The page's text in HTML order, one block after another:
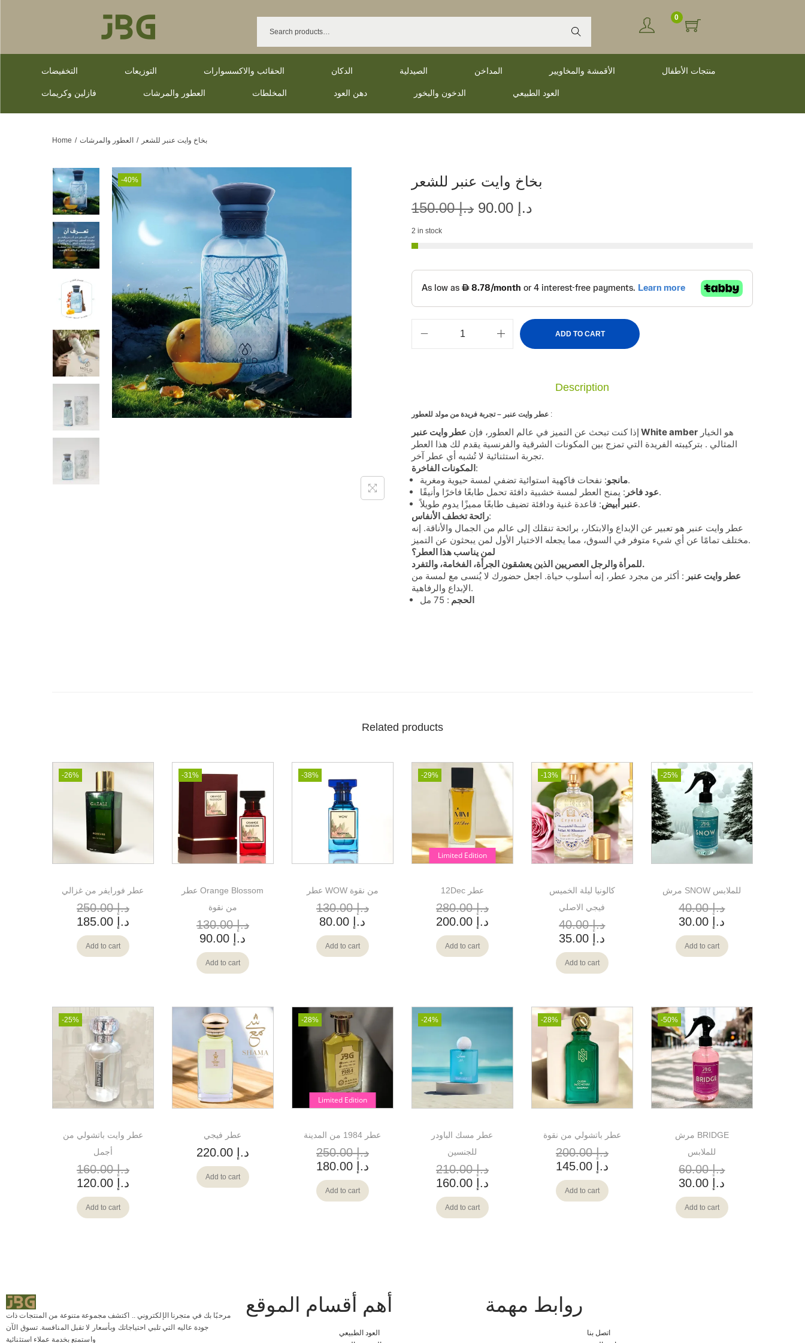
Search
0
التخفيضات التوزيعات الحقائب والاكسسوارات الدكان الصيدلية المداخن الأقمشة والمخاويير منتجات الأطفال
فازلين وكريمات العطور والمرشات المخلطات دهن العود الدخون والبخور العود الطبيعي
Home / العطور والمرشات / بخاخ وايت عنبر للشعر
-40%
بخاخ وايت عنبر للشعر
د.إ150.00 د.إ
2 in stock
ADD TO CART
Description
عطر وايت عنبر – تجربة فريدة من مولد للعطور :
إذا كنت تبحث عن التميز في عالم العطور، فإن عطر وايت عنبر White amber هو الخيار
المثالي . بتركيبته الفريدة التي تمزج بين المكونات الشرقية والفرنسية يقدم لك هذا العطر
تجربة استثنائية لا تُشبه أي عطر آخر.
المكونات الفاخرة:
مانجو: نفحات فاكهية استوائية تضفي لمسة حيوية ومغرية.
عود فاخر: يمنح العطر لمسة خشبية دافئة تحمل طابعًا فاخرًا وأنيقًا.
عنبر أبيض: قاعدة غنية ودافئة تضيف طابعًا مميزًا يدوم طويلاً.
رائحة تخطف الأنفاس:
عطر وايت عنبر هو تعبير عن الإبداع والابتكار، برائحة تنقلك إلى عالم من الجمال والأناقة. إنه
مختلف تمامًا عن أي شيء متوفر في السوق، مما يجعله الاختيار الأول لمن يبحثون عن التميز.
لمن يناسب هذا العطر؟
للمرأة والرجل العصريين الذين يعشقون الجرأة، الفخامة، والتفرد.
عطر وايت عنبر : أكثر من مجرد عطر، إنه أسلوب حياة. اجعل حضورك لا يُنسى مع لمسة من
الإبداع والرفاهية.
الحجم : 75 مل
Related products
-26%
عطر فورايفر من غزالي
د.إ250.00
د.إ 185.00
Add to cart
-31%
عطر Orange Blossom
من نقوة
د.إ130.00
د.إ
Add to cart
-38%
عطر WOW من نقوة
د.إ130.00
د.إ
Add to cart
-29%
Limited Edition
12Dec عطر
د.إ280.00
د.إ 200.00
Add to cart
-13%
كالونيا ليلة الخميس
فيجي الاصلي
د.إ40.00
د.إ
Add to cart
-25%
مرش SNOW للملابس
د.إ40.00
د.إ
Add to cart
-25%
عطر وايت باتشولي من
أجمل
د.إ160.00
د.إ 120.00
Add to cart
عطر فيجي
د.إ 220.00
Add to cart
-28%
Limited Edition
عطر 1984 من المدينة
د.إ250.00
د.إ 180.00
Add to cart
-24%
عطر مسك الباودر
للجنسين
د.إ210.00
د.إ 160.00
Add to cart
-28%
عطر باتشولي من نقوة
د.إ200.00
د.إ 145.00
Add to cart
-50%
مرش BRIDGE
للملابس
د.إ60.00
د.إ
Add to cart
مرحبًا بك في متجرنا الإلكتروني .. اكتشف مجموعة متنوعة من المنتجات ذات
جودة عاليه التي تلبي احتياجاتك وبأسعار لا تقبل المنافسة. تسوق الآن
واستمتع بخدمة عملاء استثنائية
أهم أقسام الموقع
العود الطبيعي
روابط مهمة
اتصل بنا